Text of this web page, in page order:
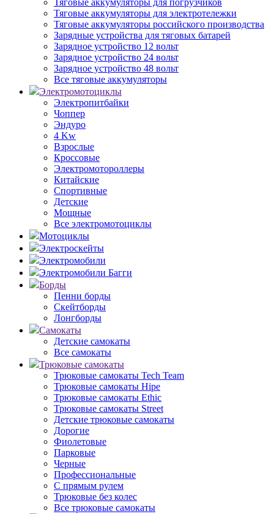
Тяговые аккумуляторы для погрузчиков
Тяговые аккумуляторы для электротележки
Тяговые аккумуляторы российского производства
Зарядные устройства для тяговых батарей
Зарядное устройство 12 вольт
Зарядное устройство 24 вольт
Зарядное устройство 48 вольт
Все тяговые аккумуляторы
Электромотоциклы
Электропитбайки
Чоппер
Эндуро
4 Kw
Взрослые
Кроссовые
Электромотороллеры
Китайские
Спортивные
Детские
Мощные
Все электромотоциклы
Мотоциклы
Электроскейты
Электромобили
Электромобили Багги
Борды
Пенни борды
Скейтборды
Лонгборды
Самокаты
Детские самокаты
Все самокаты
Трюковые самокаты
Трюковые самокаты Tech Team
Трюковые самокаты Hipe
Трюковые самокаты Ethic
Трюковые самокаты Street
Детские трюковые самокаты
Дорогие
Фиолетовые
Парковые
Черные
Профессиональные
С прямым рулем
Трюковые без колес
Все трюковые самокаты